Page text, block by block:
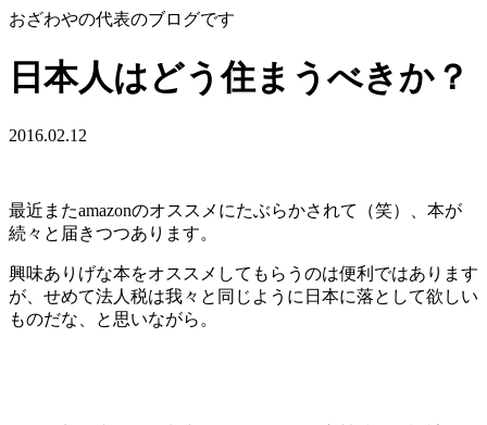
おざわやの代表のブログです
日本人はどう住まうべきか？
2016.02.12
最近またamazonのオススメにたぶらかされて（笑）、本が
続々と届きつつあります。
興味ありげな本をオススメしてもらうのは便利ではあります
が、せめて法人税は我々と同じように日本に落として欲しい
ものだな、と思いながら。